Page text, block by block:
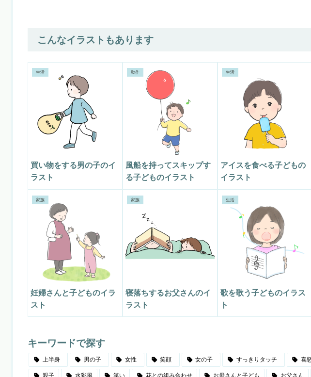
こんなイラストもあります
生活
買い物をする男の子のイ
ラスト
動作
風船を持ってスキップす
る子どものイラスト
生活
アイスを食べる子どもの
イラスト
家族
妊婦さんと子どものイラ
スト
家族
寝落ちするお父さんのイ
ラスト
生活
歌を歌う子どものイラス
ト
キーワードで探す
上半身 男の子 女性 笑顔 女の子 すっきりタッチ 喜